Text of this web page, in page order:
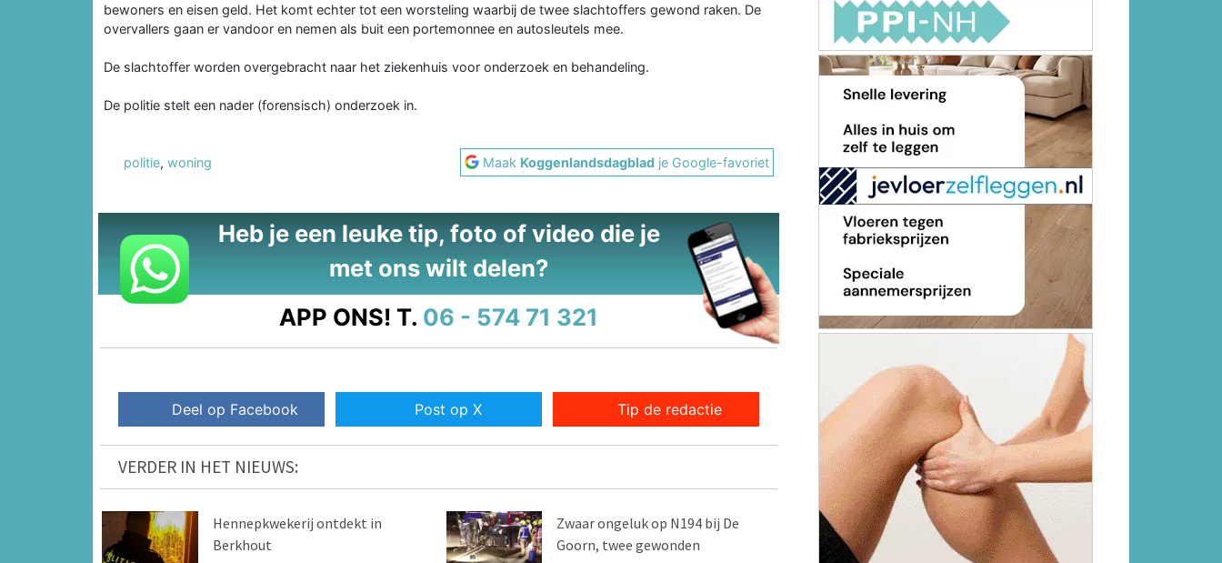
bewoners en eisen geld. Het komt echter tot een worsteling waarbij de twee slachtoffers gewond raken. De
overvallers gaan er vandoor en nemen als buit een portemonnee en autosleutels mee.
De slachtoffer worden overgebracht naar het ziekenhuis voor onderzoek en behandeling.
De politie stelt een nader (forensisch) onderzoek in.
politie, woning Maak Koggenlandsdagblad je Google-favoriet
Heb je een leuke tip, foto of video die je
met ons wilt delen?
APP ONS! T. 06 - 574 71 321
Deel op Facebook Post op X Tip de redactie
VERDER IN HET NIEUWS:
Hennepkwekerij ontdekt in
Berkhout
Zwaar ongeluk op N194 bij De
Goorn, twee gewonden